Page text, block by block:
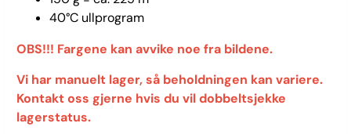
40°C ullprogram
OBS!!! Fargene kan avvike noe fra bildene.
Vi har manuelt lager, så beholdningen kan variere.
Kontakt oss gjerne hvis du vil dobbeltsjekke
lagerstatus.